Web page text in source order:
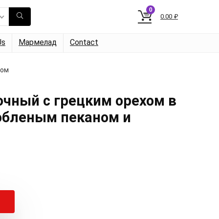
0
0.00 ₽
Мармелад Contact
с грецким орехом в
пеканом и